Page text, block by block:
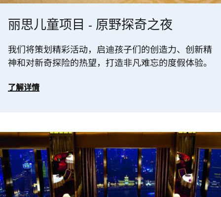
丽思儿童项目 - 原野探奇之夜
我们将策划精彩活动，启迪孩子们的创造力、创新精
神和对新奇探险的热望，打造非凡难忘的度假体验。
了解详情